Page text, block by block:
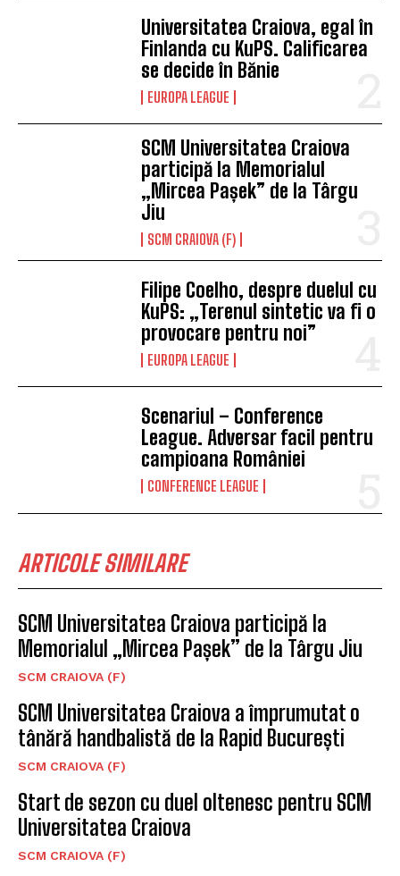
Universitatea Craiova, egal în
Finlanda cu KuPS. Calificarea
se decide în Bănie
EUROPA LEAGUE
SCM Universitatea Craiova
participă la Memorialul
„Mircea Pașek” de la Târgu
Jiu
SCM CRAIOVA (F)
Filipe Coelho, despre duelul cu
KuPS: „Terenul sintetic va fi o
provocare pentru noi”
EUROPA LEAGUE
Scenariul – Conference
League. Adversar facil pentru
campioana României
CONFERENCE LEAGUE
ARTICOLE SIMILARE
SCM Universitatea Craiova participă la
Memorialul „Mircea Pașek” de la Târgu Jiu
SCM CRAIOVA (F)
SCM Universitatea Craiova a împrumutat o
tânără handbalistă de la Rapid București
SCM CRAIOVA (F)
Start de sezon cu duel oltenesc pentru SCM
Universitatea Craiova
SCM CRAIOVA (F)